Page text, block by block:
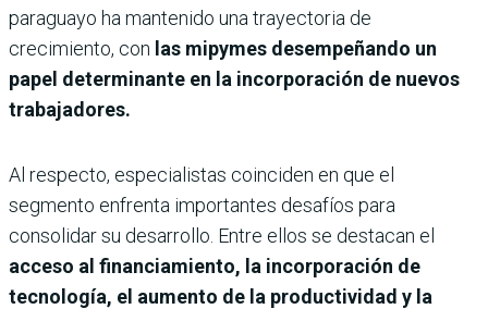
paraguayo ha mantenido una trayectoria de
crecimiento, con las mipymes desempeñando un
papel determinante en la incorporación de nuevos
trabajadores.
Al respecto, especialistas coinciden en que el
segmento enfrenta importantes desafíos para
consolidar su desarrollo. Entre ellos se destacan el
acceso al financiamiento, la incorporación de
tecnología, el aumento de la productividad y la